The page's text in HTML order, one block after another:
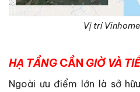
Vị trí
HẠ TẦNG CẦN GIỜ VÀ
Ngoài ưu điểm lớn là sở